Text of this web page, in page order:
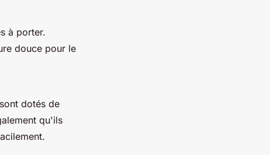
à porter.
douce pour le
dotés de
qu'ils